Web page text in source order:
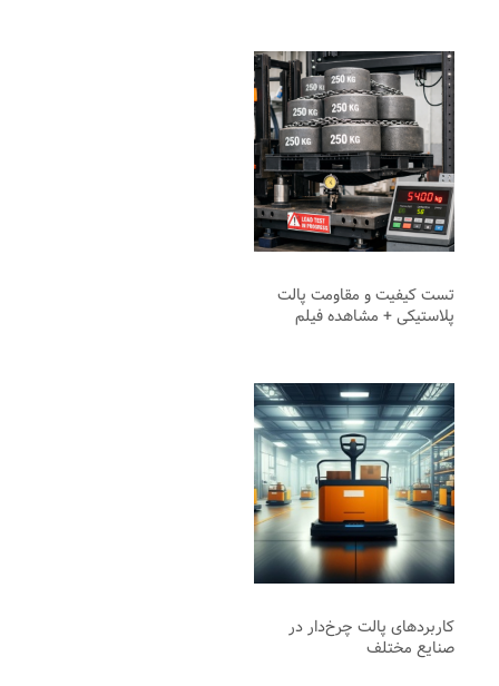
تست کیفیت و مقاومت پالت
پلاستیکی + مشاهده فیلم
کاربردهای پالت چرخ‌دار در
صنایع مختلف